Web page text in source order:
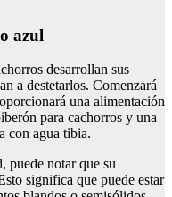
azul
desarrollan sus
a destetarlos. Comenzará
una alimentación
para cachorros y una
con agua tibia.
puede notar que su
significa que puede estar